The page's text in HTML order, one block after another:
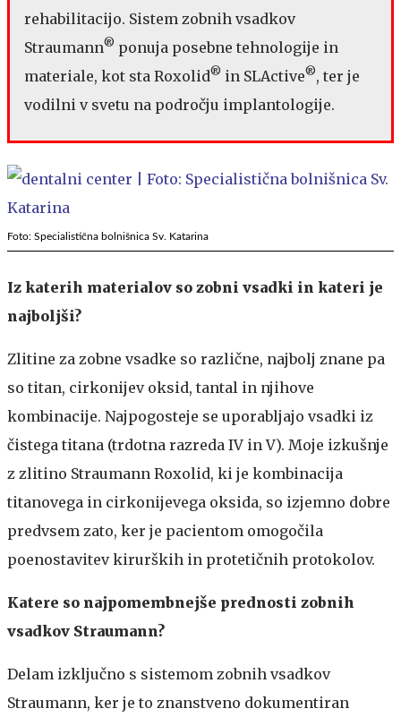
rehabilitacijo. Sistem zobnih vsadkov
Straumann® ponuja posebne tehnologije in
materiale, kot sta Roxolid® in SLActive®, ter je
vodilni v svetu na področju implantologije.
Foto: Specialistična bolnišnica Sv. Katarina
Iz katerih materialov so zobni vsadki in kateri je
najboljši?
Zlitine za zobne vsadke so različne, najbolj znane pa
so titan, cirkonijev oksid, tantal in njihove
kombinacije. Najpogosteje se uporabljajo vsadki iz
čistega titana (trdotna razreda IV in V). Moje izkušnje
z zlitino Straumann Roxolid, ki je kombinacija
titanovega in cirkonijevega oksida, so izjemno dobre
predvsem zato, ker je pacientom omogočila
poenostavitev kirurških in protetičnih protokolov.
Katere so najpomembnejše prednosti zobnih
vsadkov Straumann?
Delam izključno s sistemom zobnih vsadkov
Straumann, ker je to znanstveno dokumentiran